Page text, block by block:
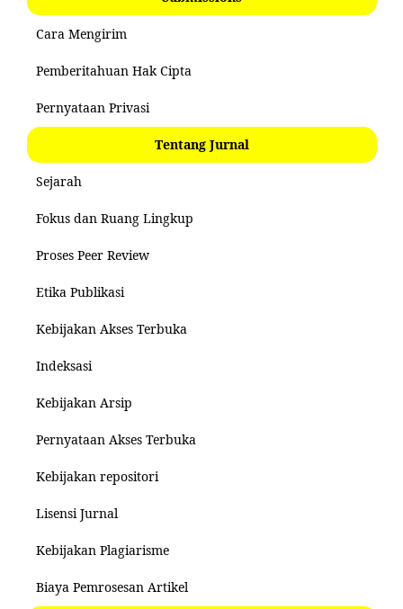
Cara Mengirim
Pemberitahuan Hak Cipta
Pernyataan Privasi
Tentang Jurnal
Sejarah
Fokus dan Ruang Lingkup
Proses Peer Review
Etika Publikasi
Kebijakan Akses Terbuka
Indeksasi
Kebijakan Arsip
Pernyataan Akses Terbuka
Kebijakan repositori
Lisensi Jurnal
Kebijakan Plagiarisme
Biaya Pemrosesan Artikel